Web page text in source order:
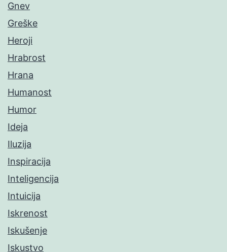
Gnev
Greške
Heroji
Hrabrost
Hrana
Humanost
Humor
Ideja
Iluzija
Inspiracija
Inteligencija
Intuicija
Iskrenost
Iskušenje
Iskustvo